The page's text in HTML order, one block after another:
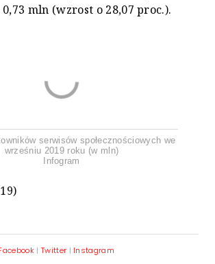
mln (wzrost o 28,07 proc.).
serwisów społecznościowych we
wrześniu 2019 roku (w mln)
Infogram
| Twitter | Instagram